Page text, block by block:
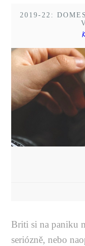
2019-22:
Briti si na paniku
seriózně, nebo